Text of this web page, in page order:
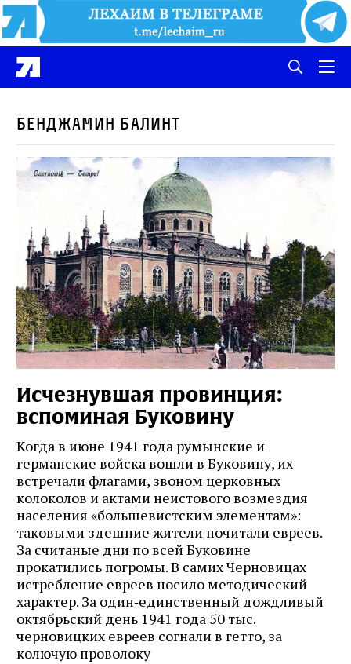
Бенджамин Балинт
Исчезнувшая провинция:
вспоминая Буковину
Когда в июне 1941 года румынские и
германские войска вошли в Буковину, их
встречали флагами, звоном церковных
колоколов и актами неистового возмездия
населения «большевистским элементам»:
таковыми здешние жители почитали евреев.
За считаные дни по всей Буковине
прокатились погромы. В самих Черновицах
истребление евреев носило методический
характер. За один‑единственный дождливый
октябрьский день 1941 года 50 тыс.
черновицких евреев согнали в гетто, за
колючую проволоку